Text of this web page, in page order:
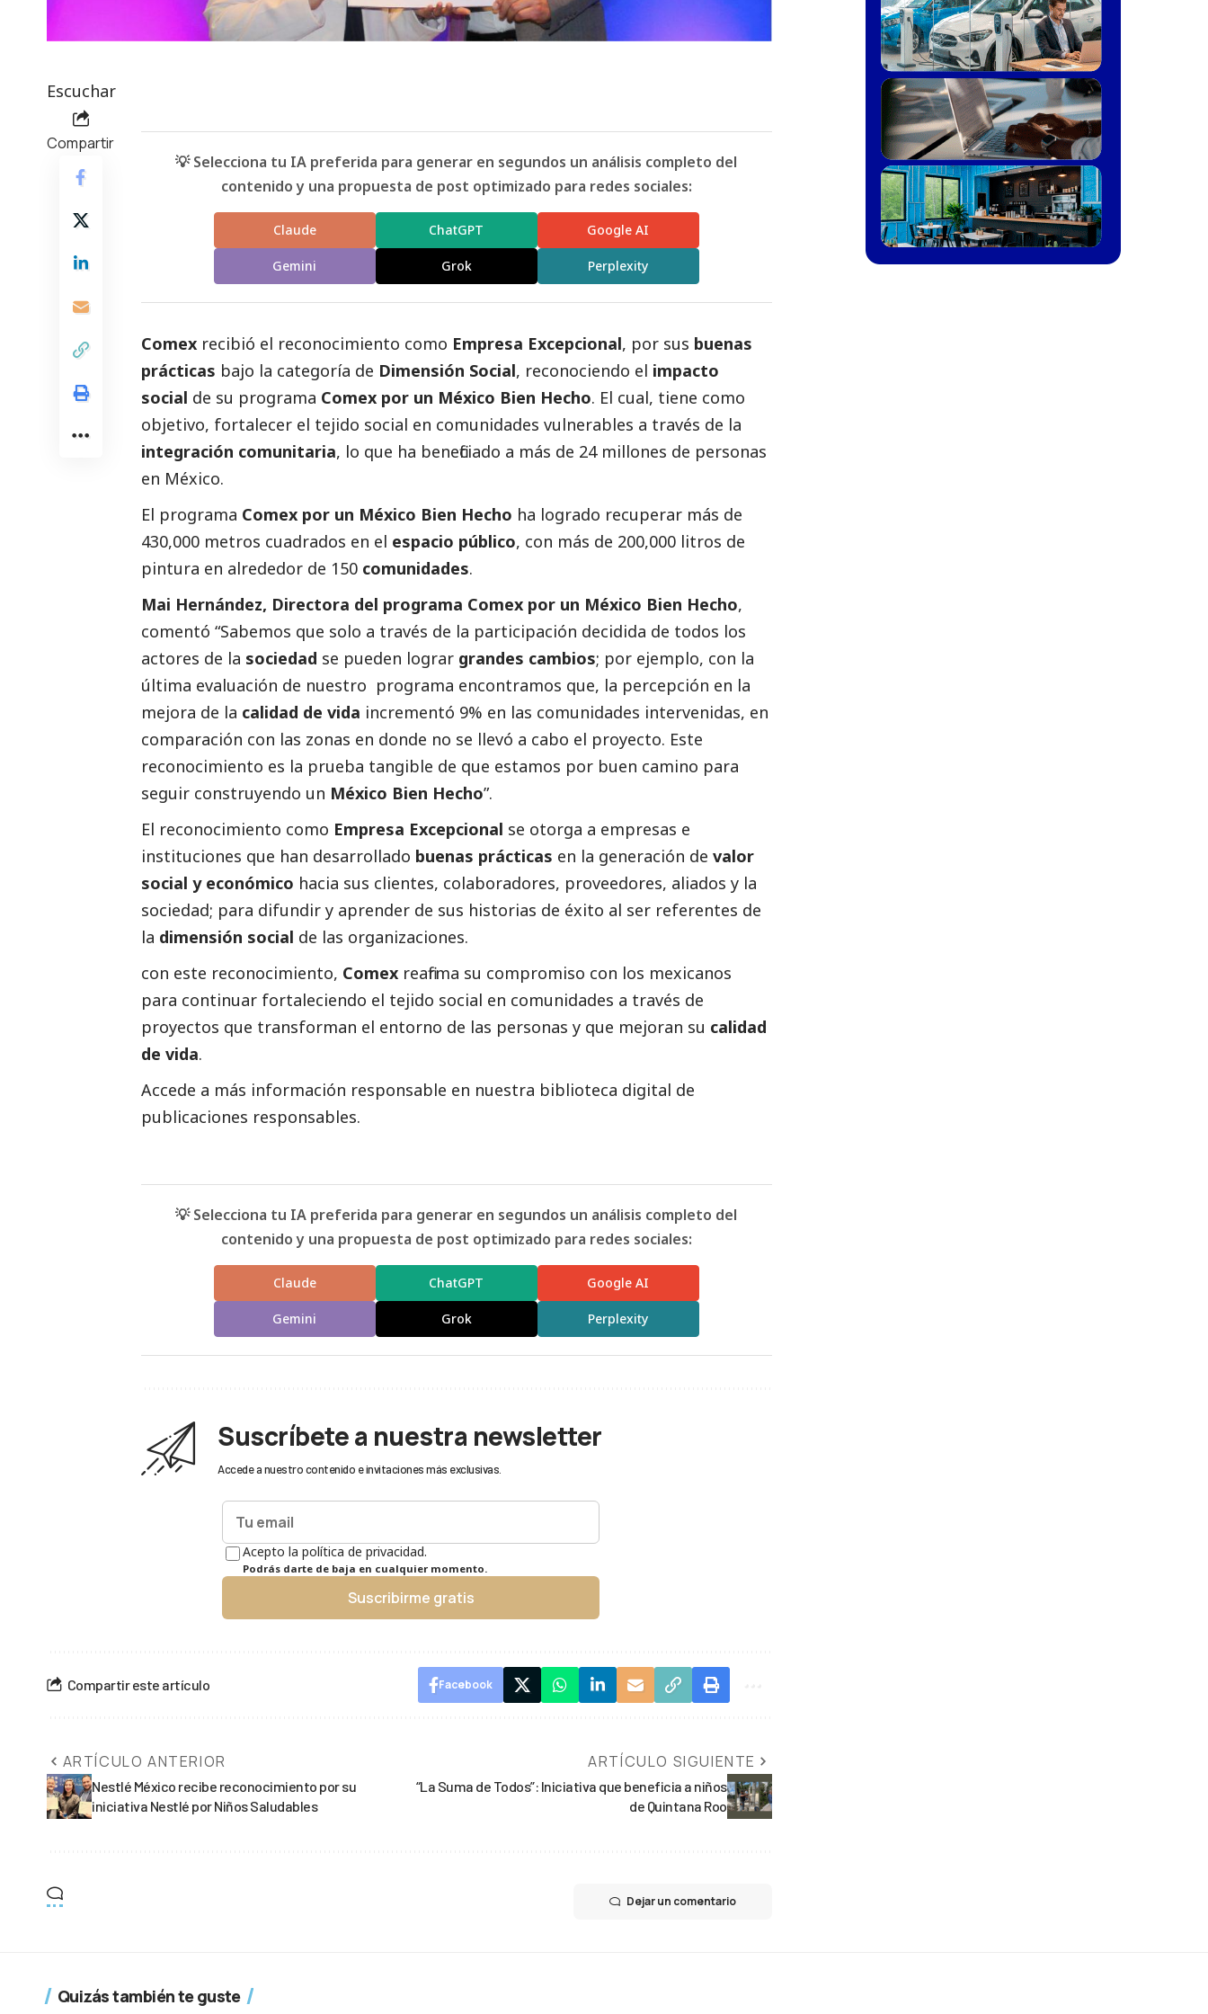
Escuchar
Compartir
💡 Selecciona tu IA preferida para generar en segundos un análisis completo del
contenido y una propuesta de post optimizado para redes sociales:
Claude ChatGPT Google AI
Gemini Grok Perplexity
Comex recibió el reconocimiento como Empresa Excepcional, por sus buenas
prácticas bajo la categoría de Dimensión Social, reconociendo el impacto
social de su programa Comex por un México Bien Hecho. El cual, tiene como
objetivo, fortalecer el tejido social en comunidades vulnerables a través de la
integración comunitaria, lo que ha beneficiado a más de 24 millones de personas
en México.
El programa Comex por un México Bien Hecho ha logrado recuperar más de
430,000 metros cuadrados en el espacio público, con más de 200,000 litros de
pintura en alrededor de 150 comunidades.
Mai Hernández, Directora del programa Comex por un México Bien Hecho,
comentó “Sabemos que solo a través de la participación decidida de todos los
actores de la sociedad se pueden lograr grandes cambios; por ejemplo, con la
última evaluación de nuestro programa encontramos que, la percepción en la
mejora de la calidad de vida incrementó 9% en las comunidades intervenidas, en
comparación con las zonas en donde no se llevó a cabo el proyecto. Este
reconocimiento es la prueba tangible de que estamos por buen camino para
seguir construyendo un México Bien Hecho”.
El reconocimiento como Empresa Excepcional se otorga a empresas e
instituciones que han desarrollado buenas prácticas en la generación de valor
social y económico hacia sus clientes, colaboradores, proveedores, aliados y la
sociedad; para difundir y aprender de sus historias de éxito al ser referentes de
la dimensión social de las organizaciones.
con este reconocimiento, Comex reafirma su compromiso con los mexicanos
para continuar fortaleciendo el tejido social en comunidades a través de
proyectos que transforman el entorno de las personas y que mejoran su calidad
de vida.
Accede a más información responsable en nuestra biblioteca digital de
publicaciones responsables.
💡 Selecciona tu IA preferida para generar en segundos un análisis completo del
contenido y una propuesta de post optimizado para redes sociales:
Claude ChatGPT Google AI
Gemini Grok Perplexity
Suscríbete a nuestra newsletter
Accede a nuestro contenido e invitaciones más exclusivas.
Acepto la política de privacidad.
Podrás darte de baja en cualquier momento.
Suscribirme gratis
Compartir este artículo Facebook
ARTÍCULO ANTERIOR
Nestlé México recibe reconocimiento por su
iniciativa Nestlé por Niños Saludables
ARTÍCULO SIGUIENTE
“La Suma de Todos”: Iniciativa que beneficia a niños
de Quintana Roo
Dejar un comentario
Quizás también te guste